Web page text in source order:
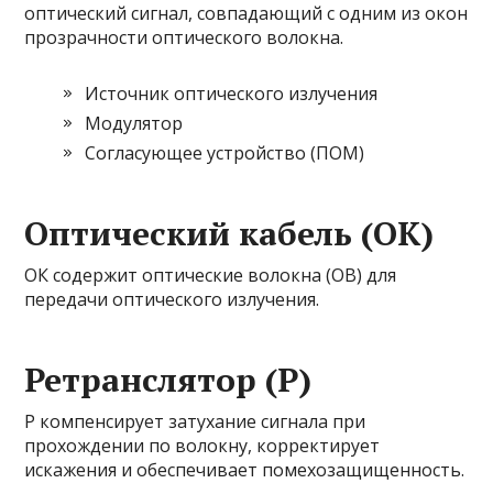
оптический сигнал, совпадающий с одним из окон
прозрачности оптического волокна.
Источник оптического излучения
Модулятор
Согласующее устройство (ПОМ)
Оптический кабель (ОК)
ОК содержит оптические волокна (ОВ) для
передачи оптического излучения.
Ретранслятор (Р)
Р компенсирует затухание сигнала при
прохождении по волокну, корректирует
искажения и обеспечивает помехозащищенность.